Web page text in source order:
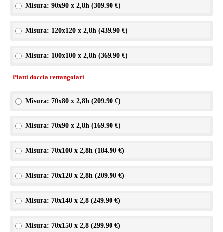
Misura: 90x90 x 2,8h (309.90 €)
Misura: 120x120 x 2,8h (439.90 €)
Misura: 100x100 x 2,8h (369.90 €)
Piatti doccia rettangolari
Misura: 70x80 x 2,8h (209.90 €)
Misura: 70x90 x 2,8h (169.90 €)
Misura: 70x100 x 2,8h (184.90 €)
Misura: 70x120 x 2,8h (209.90 €)
Misura: 70x140 x 2,8 (249.90 €)
Misura: 70x150 x 2,8 (299.90 €)